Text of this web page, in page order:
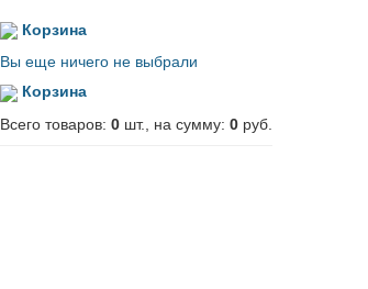
Корзина
Вы еще ничего не выбрали
Корзина
Всего товаров: 0 шт., на сумму: 0 руб.